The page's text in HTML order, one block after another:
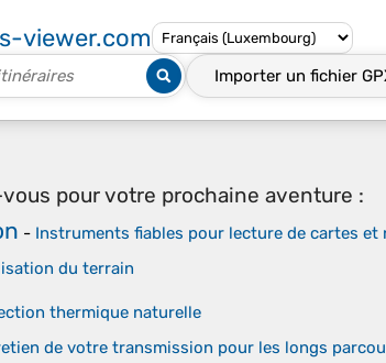
viewer.com
Importer un fichier
pour votre prochaine aventure :
- Instruments fiables pour lecture de cartes
du terrain
thermique naturelle
de votre transmission pour les longs